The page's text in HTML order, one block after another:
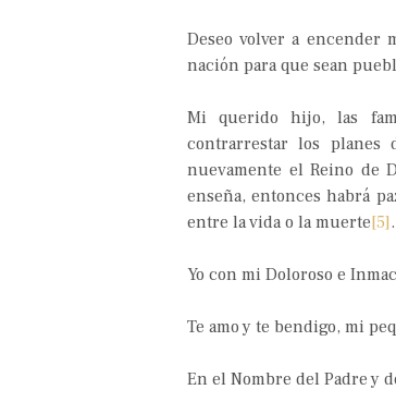
Deseo volver a encender
nación para que sean
Mi querido hijo, las
contrarrestar los planes
nuevamente el Reino de
enseña, entonces habrá
entre la vida o la muerte[5].
Yo con mi Doloroso e
Te amo y te bendigo, mi
En el Nombre del Padre y